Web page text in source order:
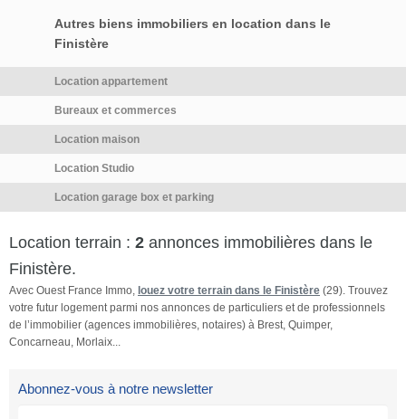
chambres avec rangement. La
énergétique compris entre
informations sur les risques
Géorisques
http://www.georisques.gouv.fr.
Autres biens immobiliers en location dans le
Finistère
Location appartement
Bureaux et commerces
Location maison
Location Studio
Location garage box et parking
Location terrain : 2 annonces immobilières dans le
Finistère.
Avec Ouest France Immo, louez votre terrain dans le Finistère (29). Trouvez
votre futur logement parmi nos annonces de particuliers et de professionnels
de l’immobilier (agences immobilières, notaires) à Brest, Quimper,
Concarneau, Morlaix...
Abonnez-vous à notre newsletter